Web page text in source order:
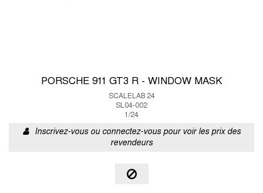
PORSCHE 911 GT3 R - WINDOW MASK
SCALELAB 24
SL04-002
1/24
Inscrivez-vous ou connectez-vous pour voir les prix des
revendeurs